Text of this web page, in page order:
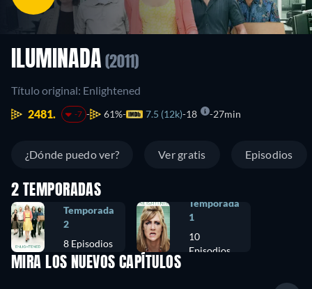
ILUMINADA (2011)
Título original: Enlightened
2481.
-7 61% 7.5 (12k) 18 27min
¿Dónde puedo ver? Ver gratis Episodios
2 TEMPORADAS
Temporada
2
8 Episodios
Temporada
1
10
Episodios
MIRA LOS NUEVOS CAPÍTULOS